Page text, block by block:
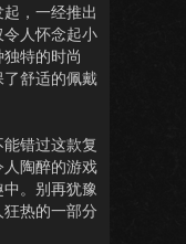
，一经推出
人怀念起小
特的时尚
舒适的佩戴
错过这款复
陶醉的游戏
。别再犹豫
热的一部分